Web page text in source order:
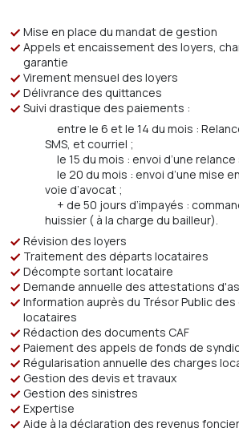
Mise en place du mandat de gestion
Appels et encaissement des loyers,
garantie
Virement mensuel des loyers
Délivrance des quittances
Suivi drastique des paiements :
entre le 6 et le 14 du mois :
SMS, et courriel ;
le 15 du mois : envoi d’une
le 20 du mois : envoi d’une mise
voie d’avocat ;
+ de 50 jours d’impayés :
huissier ( à la charge du bailleur).
Révision des loyers
Traitement des départs locataires
Décompte sortant locataire
Demande annuelle des attestations
Information auprès du Trésor Public
locataires
Rédaction des documents CAF
Paiement des appels de fonds de
Régularisation annuelle des charges
Gestion des devis et travaux
Gestion des sinistres
Expertise
Aide à la déclaration des revenus